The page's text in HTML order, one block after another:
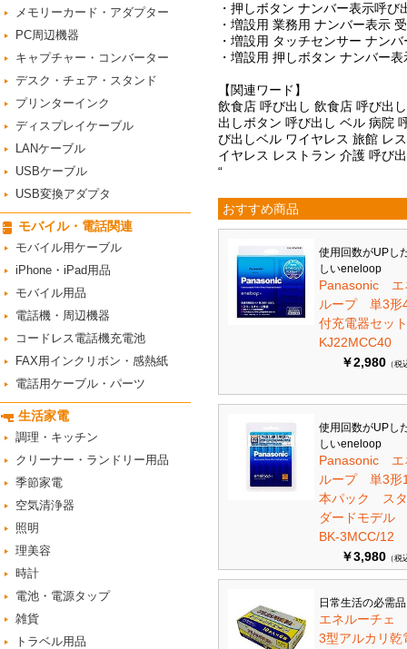
メモリーカード・アダプター
PC周辺機器
キャプチャー・コンバーター
デスク・チェア・スタンド
プリンターインク
ディスプレイケーブル
LANケーブル
USBケーブル
USB変換アダプタ
モバイル・電話関連
モバイル用ケーブル
iPhone・iPad用品
モバイル用品
電話機・周辺機器
コードレス電話機充電池
FAX用インクリボン・感熱紙
電話用ケーブル・パーツ
生活家電
調理・キッチン
クリーナー・ランドリー用品
季節家電
空気清浄器
照明
理美容
時計
電池・電源タップ
雑貨
トラベル用品
・押しボタン ナンバー表示呼
・増設用 業務用 ナンバー表示
・増設用 タッチセンサー ナン
・増設用 押しボタン ナンバー
【関連ワード】
飲食店 呼び出し 飲食店 呼び出
出しボタン 呼び出し ベル 病院
び出しベル ワイヤレス 旅館 レ
イヤレス レストラン 介護 呼び
“
おすすめ商品
使用回数がUPし
しいeneloop
Panasonic エ
ループ 単3形
付充電器セッ
KJ22MCC40
￥2,980 （税
使用回数がUPし
しいeneloop
Panasonic エ
ループ 単3形
本パック ス
ダードモデル
BK-3MCC/12
￥3,980 （税
日常生活の必需
エネルーチェ
3型アルカリ乾